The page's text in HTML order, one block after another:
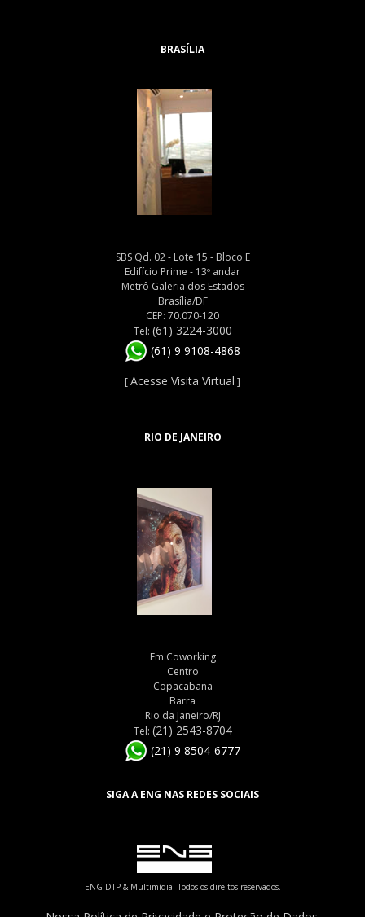
BRASÍLIA
SBS Qd. 02 - Lote 15 - Bloco E
Edifício Prime - 13º andar
Metrô Galeria dos Estados
Brasília/DF
CEP: 70.070-120
Tel: (61) 3224-3000
(61) 9 9108-4868
[Acesse Visita Virtual ]
RIO DE JANEIRO
Em Coworking
Centro
Copacabana
Barra
Rio da Janeiro/RJ
Tel: (21) 2543-8704
(21) 9 8504-6777
SIGA A ENG NAS REDES SOCIAIS
ENG DTP & Multimídia. Todos os direitos reservados.